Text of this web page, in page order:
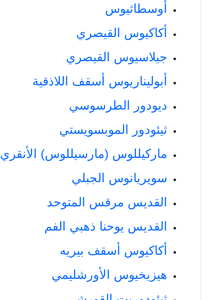
أوسطاثيوس
أكاكيوس القيصري
جيلاسيوس القيصري
أبوليناريوس أسقف اللاذقية
ديودور الطرسوسي
ثيئودور الموبسويستي
ماركيللوس (مارسيللوس) الأنقري
سويريانوس الجبلي
القديس مرقس المتوحد
القديس يوحنا ذهبي الفم
أكاكيوس أسقف بيريه
هيزيخيوس الأورشليمي